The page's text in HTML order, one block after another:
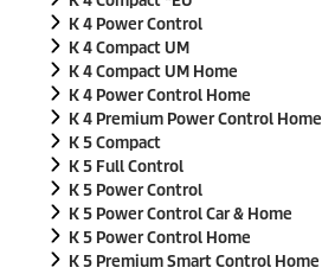
K 4 Power Control
K 4 Compact UM
K 4 Compact UM Home
K 4 Power Control Home
K 4 Premium Power Control Home
K 5 Compact
K 5 Full Control
K 5 Power Control
K 5 Power Control Car & Home
K 5 Power Control Home
K 5 Premium Smart Control Home